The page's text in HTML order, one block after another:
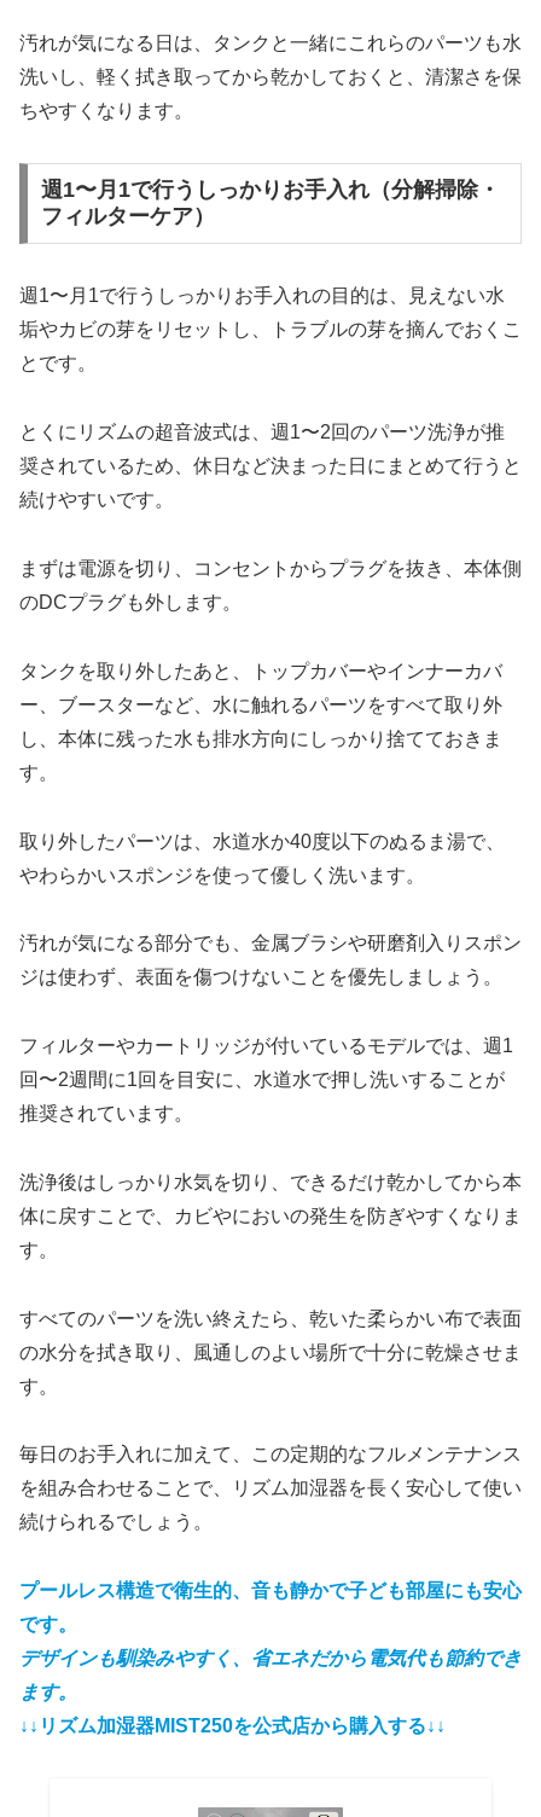
汚れが気になる日は、タンクと一緒にこれらのパーツも水
洗いし、軽く拭き取ってから乾かしておくと、清潔さを保
ちやすくなります。
週1〜月1で行うしっかりお手入れ（分解掃除・
フィルターケア）
週1〜月1で行うしっかりお手入れの目的は、見えない水
垢やカビの芽をリセットし、トラブルの芽を摘んでおくこ
とです。
とくにリズムの超音波式は、週1〜2回のパーツ洗浄が推
奨されているため、休日など決まった日にまとめて行うと
続けやすいです。
まずは電源を切り、コンセントからプラグを抜き、本体側
のDCプラグも外します。
タンクを取り外したあと、トップカバーやインナーカバ
ー、ブースターなど、水に触れるパーツをすべて取り外
し、本体に残った水も排水方向にしっかり捨てておきま
す。
取り外したパーツは、水道水か40度以下のぬるま湯で、
やわらかいスポンジを使って優しく洗います。
汚れが気になる部分でも、金属ブラシや研磨剤入りスポン
ジは使わず、表面を傷つけないことを優先しましょう。
フィルターやカートリッジが付いているモデルでは、週1
回〜2週間に1回を目安に、水道水で押し洗いすることが
推奨されています。
洗浄後はしっかり水気を切り、できるだけ乾かしてから本
体に戻すことで、カビやにおいの発生を防ぎやすくなりま
す。
すべてのパーツを洗い終えたら、乾いた柔らかい布で表面
の水分を拭き取り、風通しのよい場所で十分に乾燥させま
す。
毎日のお手入れに加えて、この定期的なフルメンテナンス
を組み合わせることで、リズム加湿器を長く安心して使い
続けられるでしょう。
プールレス構造で衛生的、音も静かで子ども部屋にも安心
です。
デザインも馴染みやすく、省エネだから電気代も節約でき
ます。
↓↓リズム加湿器MIST250を公式店から購入する↓↓